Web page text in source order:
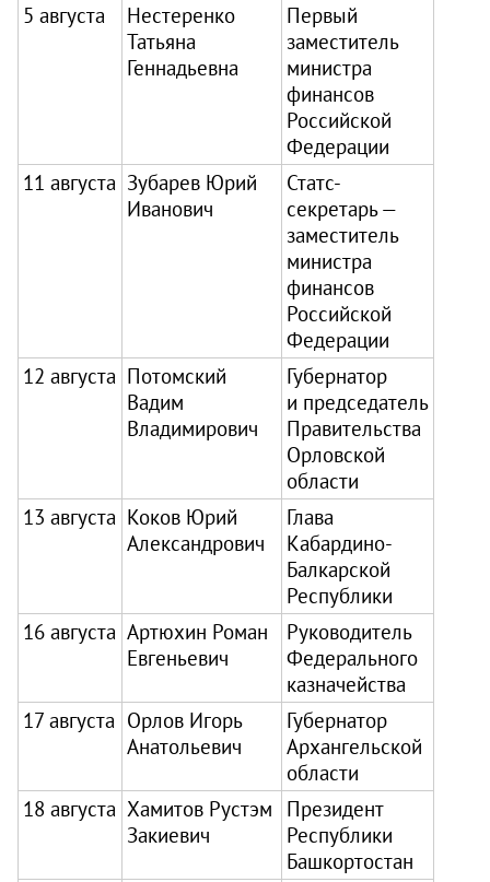
5 августа
Нестеренко
Татьяна
Геннадьевна
Первый
заместитель
министра
финансов
Российской
Федерации
11 августа Зубарев Юрий
Иванович
Статс-
секретарь —
заместитель
министра
финансов
Российской
Федерации
12 августа Потомский
Вадим
Владимирович
Губернатор
и председатель
Правительства
Орловской
области
13 августа Коков Юрий
Александрович
Глава
Кабардино-
Балкарской
Республики
16 августа Артюхин Роман
Евгеньевич
Руководитель
Федерального
казначейства
17 августа Орлов Игорь
Анатольевич
Губернатор
Архангельской
области
18 августа Хамитов Рустэм
Закиевич
Президент
Республики
Башкортостан